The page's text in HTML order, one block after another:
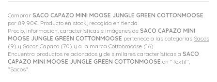
Comprar SACO CAPAZO MINI MOOSE JUNGLE GREEN COTTONMOOSE
por 89,90€. Producto en stock, recogida en tienda.
Precio, información, características e imágenes de SACO CAPAZO MINI
MOOSE JUNGLE GREEN COTTONMOOSE pertenece a las categorías Sacos
(9) y Sacos Capazo (70) y a la marca Cottonmoose (16).
Encuentra productos relacionados y de similares características a SACO
CAPAZO MINI MOOSE JUNGLE GREEN COTTONMOOSE en "Textil",
"Sacos".